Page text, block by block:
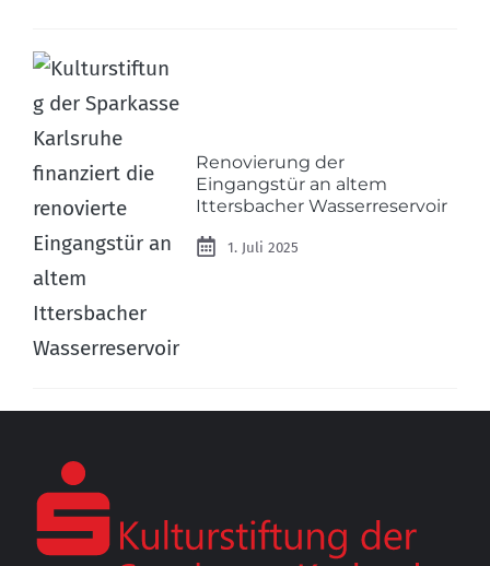
Renovierung der
Eingangstür an altem
Ittersbacher Wasserreservoir
1. Juli 2025